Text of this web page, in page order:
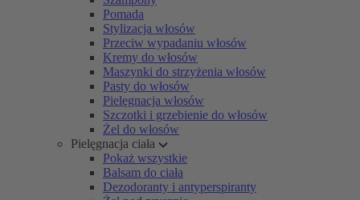
Pomada
Stylizacja włosów
Przeciw wypadaniu włosów
Kremy do włosów
Maszynki do strzyżenia włosów
Pasty do włosów
Pielęgnacja włosów
Szczotki i grzebienie do włosów
Żel do włosów
Pielęgnacja ciała
Pokaż wszystkie
Balsam do ciała
Dezodoranty i antyperspiranty